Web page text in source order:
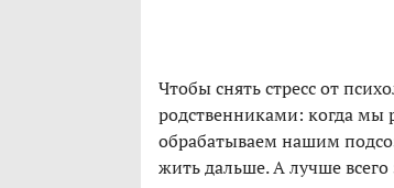
Чтобы снять стресс от
родственниками: когда мы
обрабатываем нашим
жить дальше. А лучше